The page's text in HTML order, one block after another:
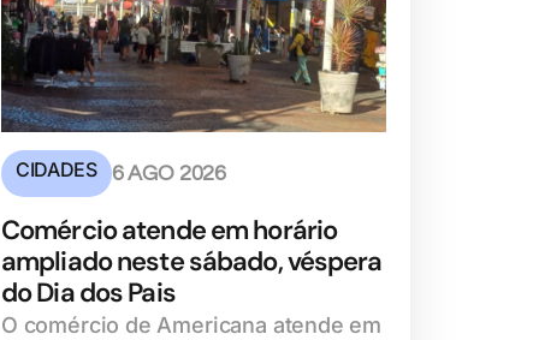
CIDADES 6 AGO 2026
Comércio atende em horário
ampliado neste sábado, véspera
do Dia dos Pais
O comércio de Americana atende em